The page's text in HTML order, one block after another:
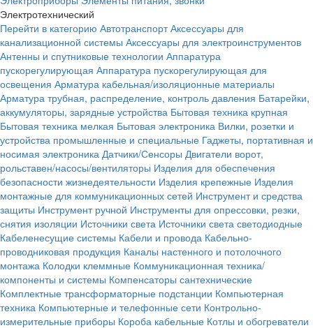
Электротехнический
Перейти в категорию Автотранспорт Аксессуары для
канализационной системы Аксессуары для электроинструментов
Антенны и спутниковые технологии Аппаратура
пускорегулирующая Аппаратура пускорегулирующая для
освещения Арматура кабельная/изоляционные материалы
Арматура трубная, распределение, контроль давления Батарейки,
аккумуляторы, зарядные устройства Бытовая техника крупная
Бытовая техника мелкая Бытовая электроника Вилки, розетки и
устройства промышленные и специальные Гаджеты, портативная и
носимая электроника Датчики/Сенсоры Двигатели ворот,
рольставен/насосы/вентиляторы Изделия для обеспечения
безопасности жизнедеятельности Изделия крепежные Изделия
монтажные для коммуникационных сетей Инструмент и средства
защиты Инструмент ручной Инструменты для опрессовки, резки,
снятия изоляции Источники света Источники света светодиодные
Кабеленесущие системы Кабели и провода Кабельно-
проводниковая продукция Каналы настенного и потолочного
монтажа Колодки клеммные Коммуникационная техника/
компоненты и системы Компенсаторы сантехнические
Комплектные трансформаторные подстанции Компьютерная
техника Компьютерные и телефонные сети Контрольно-
измерительные приборы Короба кабельные Котлы и обогреватели